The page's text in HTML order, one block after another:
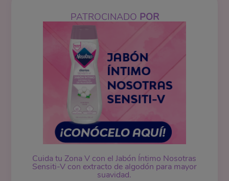
PATROCINADO POR
Cuida tu Zona V con el Jabón Íntimo Nosotras
Sensiti-V con extracto de algodón para mayor
suavidad.